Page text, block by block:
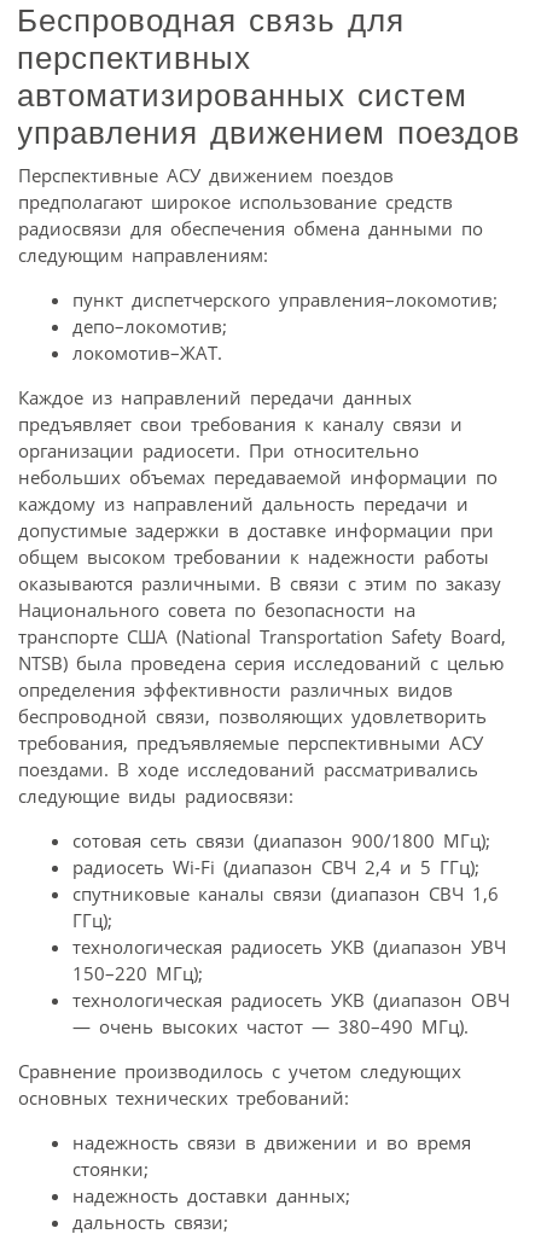
Беспроводная связь для
перспективных
автоматизированных систем
управления движением поездов
Перспективные АСУ движением поездов
предполагают широкое использование средств
радиосвязи для обеспечения обмена данными по
следующим направлениям:
пункт диспетчерского управления–локомотив;
депо–локомотив;
локомотив–ЖАТ.
Каждое из направлений передачи данных
предъявляет свои требования к каналу связи и
организации радиосети. При относительно
небольших объемах передаваемой информации по
каждому из направлений дальность передачи и
допустимые задержки в доставке информации при
общем высоком требовании к надежности работы
оказываются различными. В связи с этим по заказу
Национального совета по безопасности на
транспорте США (National Transportation Safety Board,
NTSB) была проведена серия исследований с целью
определения эффективности различных видов
беспроводной связи, позволяющих удовлетворить
требования, предъявляемые перспективными АСУ
поездами. В ходе исследований рассматривались
следующие виды радиосвязи:
сотовая сеть связи (диапазон 900/1800 МГц);
радиосеть Wi-Fi (диапазон СВЧ 2,4 и 5 ГГц);
спутниковые каналы связи (диапазон СВЧ 1,6
ГГц);
технологическая радиосеть УКВ (диапазон УВЧ
150–220 МГц);
технологическая радиосеть УКВ (диапазон ОВЧ
— очень высоких частот — 380–490 МГц).
Сравнение производилось с учетом следующих
основных технических требований:
надежность связи в движении и во время
стоянки;
надежность доставки данных;
дальность связи;